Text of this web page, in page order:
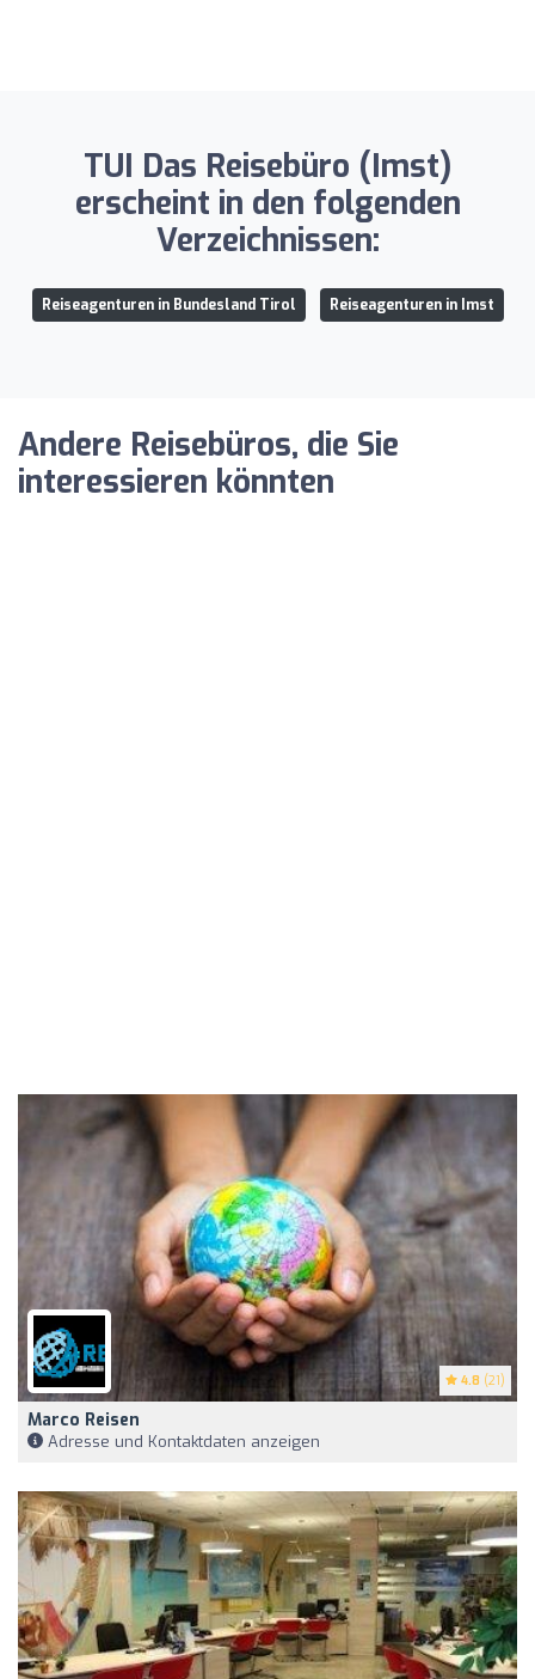
TUI Das Reisebüro (Imst)
erscheint in den folgenden
Verzeichnissen:
Reiseagenturen in Bundesland Tirol Reiseagenturen in Imst
Andere Reisebüros, die Sie
interessieren könnten
4.8 (21)
Marco Reisen
Adresse und Kontaktdaten anzeigen